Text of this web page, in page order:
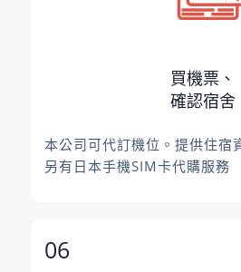
買機票、
確認宿舍
本公司可代訂機位。提供住宿
另有日本手機SIM卡代購服務
06